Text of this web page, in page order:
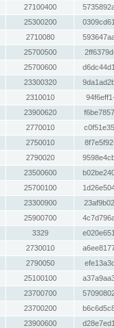
27100400
25300200
2710080
25700500
25700600
23300320
2310010
23900620
2770010
2750010
2790020
23500600
25700100
23300900
25900700
3329
2730010
2790050
25100100
23700700
23700200
23900600